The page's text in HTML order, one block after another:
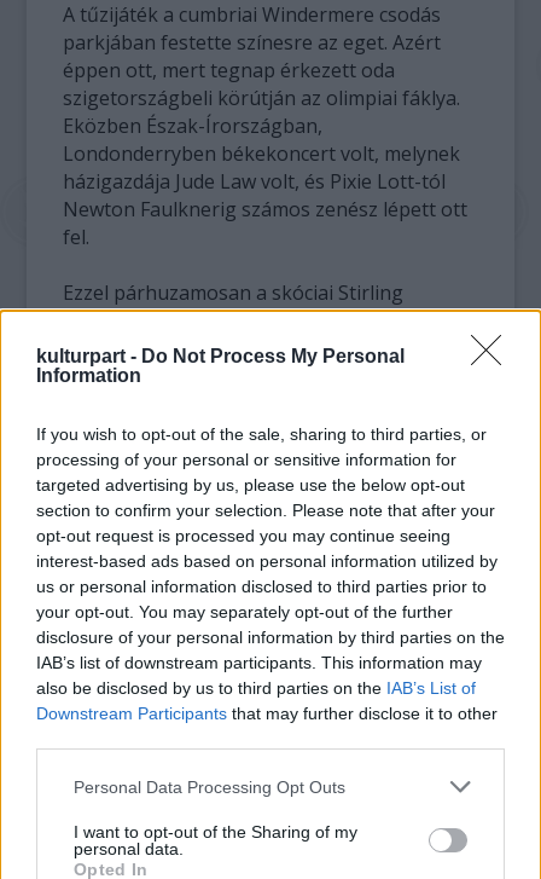
kulturpart - Do Not Process My Personal
Information
If you wish to opt-out of the sale, sharing to third parties, or
processing of your personal or sensitive information for
targeted advertising by us, please use the below opt-out
section to confirm your selection. Please note that after your
opt-out request is processed you may continue seeing
interest-based ads based on personal information utilized by
us or personal information disclosed to third parties prior to
your opt-out. You may separately opt-out of the further
disclosure of your personal information by third parties on the
IAB’s list of downstream participants. This information may
also be disclosed by us to third parties on the IAB’s List of
Downstream Participants that may further disclose it to other
Please note that this website/app uses one or more Google
not limited to your visit or usage behaviour. You may click to
grant or deny consent to Google and its third-party tags to
Personal Data Processing Opt Outs
I want to opt-out of the Sharing of my
personal data.
Opted In
A tűzijáték a cumbriai Windermere csodás
parkjában festette színesre az eget. Azért
éppen ott, mert tegnap érkezett oda
szigetországbeli körútján az olimpiai fáklya.
Eközben Észak-Írországban,
Londonderryben békekoncert volt, melynek
házigazdája Jude Law volt, és Pixie Lott-tól
Newton Faulknerig számos zenész lépett ott
fel.
Ezzel párhuzamosan a skóciai Stirling
várában a Nagy koncert nevű esemény
sztárja a venezuelai Simon Bolivar
szimfonikus zenekar és világhírű karmestere,
sistema nevű módszerével az egyik
elmaradott stirlingi lakótelep 450 igen
problémás gyerekéből alakított sikeres
kórust, és zenekarához tegnap ez a kórus is
csatlakozott a fellépésen. Dudamel
csodálatosnak nevezte azt, ahogy a zene
közösséget formált ezekből a gyerekekből,
akik egyébként elkallódtak volna.
Ma Londonban százezer érdeklődő láthatja
Rihanna és Jay-Z koncertjét, a Tate Modern
nemzet mintegy 25 ezer művésze lép fel
országszerte.